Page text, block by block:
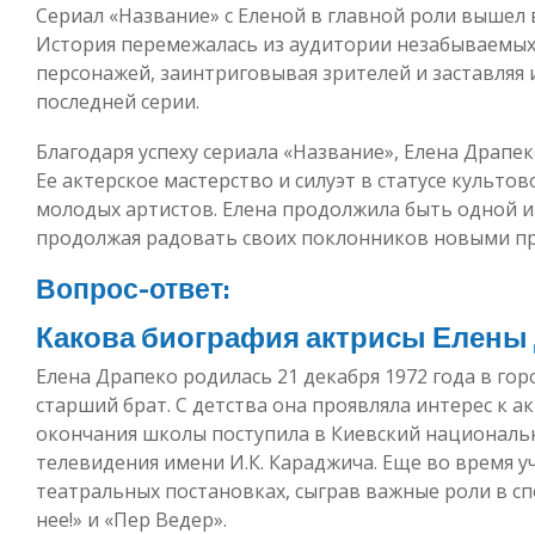
Сериал «Название» с Еленой в главной роли вышел
История перемежалась из аудитории
персонажей, заинтриговывая зрителей и
последней серии.
Благодаря успеху сериала «Название», Елена
Ее актерское мастерство и силуэт в статусе
молодых артистов. Елена продолжила быть одной
продолжая радовать своих поклонников новыми
Вопрос-ответ:
Какова биография актрисы Елены
Елена Драпеко родилась 21 декабря 1972 года в
старший брат. С детства она проявляла интерес к
окончания школы поступила в Киевский
телевидения имени И.К. Караджича. Еще во время
театральных постановках, сыграв важные роли в
нее!» и «Пер Ведер».